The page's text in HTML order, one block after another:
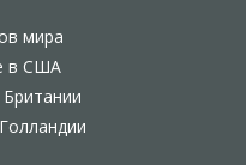
мира
в США